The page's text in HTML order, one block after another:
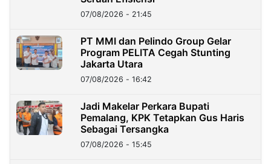
07/08/2026 - 21:45
PT MMI dan Pelindo Group Gelar
Program PELITA Cegah Stunting
Jakarta Utara
07/08/2026 - 16:42
Jadi Makelar Perkara Bupati
Pemalang, KPK Tetapkan Gus Haris
Sebagai Tersangka
07/08/2026 - 15:45